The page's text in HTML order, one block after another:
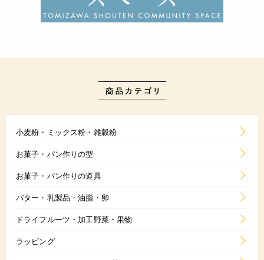
小麦粉・ミックス粉・雑穀粉
お菓子・パン作りの型
お菓子・パン作りの道具
バター・乳製品・油脂・卵
ドライフルーツ・加工野菜・果物
ラッピング